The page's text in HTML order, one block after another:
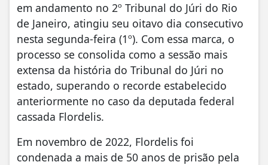
em andamento no 2º Tribunal do Júri do Rio
de Janeiro, atingiu seu oitavo dia consecutivo
nesta segunda-feira (1º). Com essa marca, o
processo se consolida como a sessão mais
extensa da história do Tribunal do Júri no
estado, superando o recorde estabelecido
anteriormente no caso da deputada federal
cassada Flordelis.
Em novembro de 2022, Flordelis foi
condenada a mais de 50 anos de prisão pela